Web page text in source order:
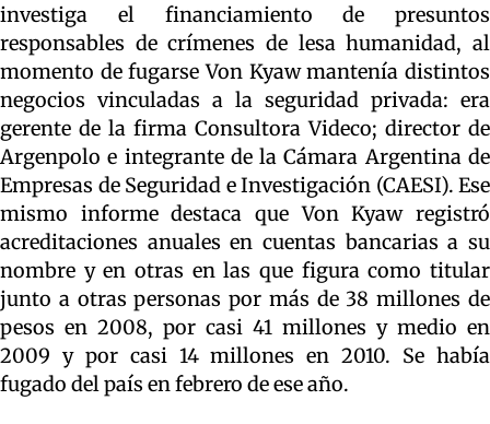
investiga el financiamiento de presuntos
responsables de crímenes de lesa humanidad, al
momento de fugarse Von Kyaw mantenía distintos
negocios vinculadas a la seguridad privada: era
gerente de la firma Consultora Videco; director de
Argenpolo e integrante de la Cámara Argentina de
Empresas de Seguridad e Investigación (CAESI). Ese
mismo informe destaca que Von Kyaw registró
acreditaciones anuales en cuentas bancarias a su
nombre y en otras en las que figura como titular
junto a otras personas por más de 38 millones de
pesos en 2008, por casi 41 millones y medio en
2009 y por casi 14 millones en 2010. Se había
fugado del país en febrero de ese año.